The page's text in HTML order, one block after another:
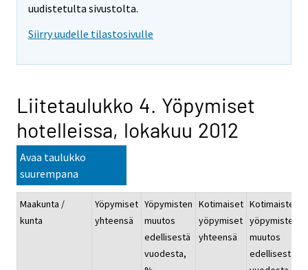
uudistetulta sivustolta.
Siirry uudelle tilastosivulle
Liitetaulukko 4. Yöpymiset
hotelleissa, lokakuu 2012
Avaa taulukko
suurempana
Maakunta /
kunta
Yöpymiset
yhteensä
Yöpymisten
muutos
edellisestä
vuodesta,
Kotimaiset
yöpymiset
yhteensä
Kotimaisten
yöpymisten
muutos
edellisestä